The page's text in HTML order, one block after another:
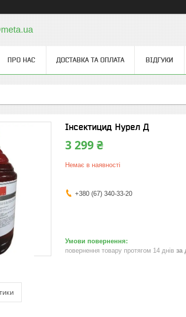
ПРО НАС ДОСТАВКА ТА ОПЛАТА ВІДГУКИ
Інсектицид Нурел Д
3 299 ₴
Немає в наявності
+380 (67) 340-33-20
повернення товару протягом 14 днів за